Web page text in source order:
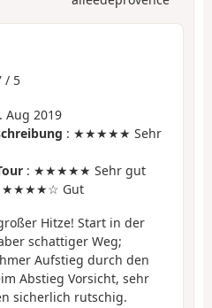
/ 5
Aug 2019
: ★★★★★ Sehr
: ★★★★★ Sehr gut
★★★★☆ Gut
Hitze! Start in der
schattiger Weg;
Aufstieg durch den
Abstieg Vorsicht, sehr
sicherlich rutschig.